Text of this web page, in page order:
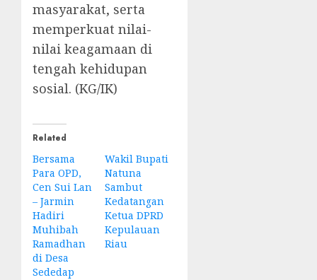
masyarakat, serta
memperkuat nilai-
nilai keagamaan di
tengah kehidupan
sosial. (KG/IK)
Related
Bersama
Para OPD,
Cen Sui Lan
– Jarmin
Hadiri
Muhibah
Ramadhan
di Desa
Sededap
Wakil Bupati
Natuna
Sambut
Kedatangan
Ketua DPRD
Kepulauan
Riau